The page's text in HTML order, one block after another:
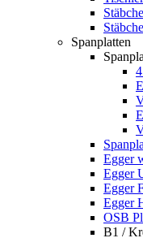
Spanplatten
Egger
Egger
Egger
Egger
OSB
B1 /